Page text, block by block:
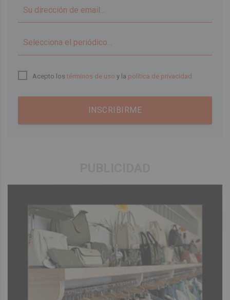
Acepto lostérminos de uso y la política de privacidad
INSCRIBIRME